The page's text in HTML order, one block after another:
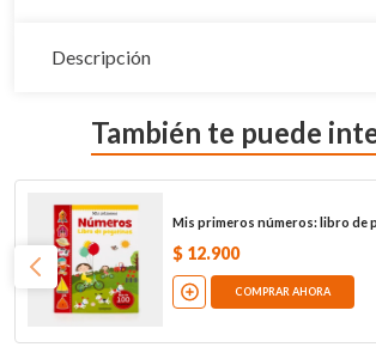
Descripción
También te puede
Mis primeros números: libro de
$ 12.900
COMPRAR AHORA